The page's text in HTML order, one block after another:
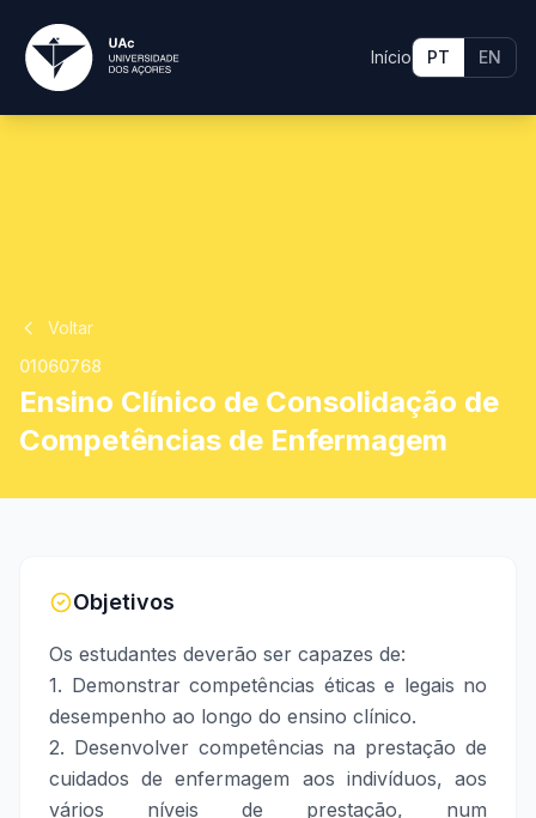
Início PT EN
Voltar
01060768
Ensino Clínico de Consolidação de
Competências de Enfermagem
Objetivos
Os estudantes deverão ser capazes de:
1. Demonstrar competências éticas e legais no
desempenho ao longo do ensino clínico.
2. Desenvolver competências na prestação de
cuidados de enfermagem aos indivíduos, aos
vários níveis de prestação, num